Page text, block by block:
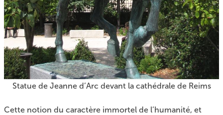
Statue de Jeanne d’Arc devant la cathédrale de Reims
Cette notion du caractère immortel de l’humanité, et